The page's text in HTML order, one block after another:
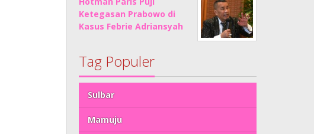
Ketegasan Prabowo di
Kasus Febrie Adriansyah
Tag Populer
Sulbar
Mamuju